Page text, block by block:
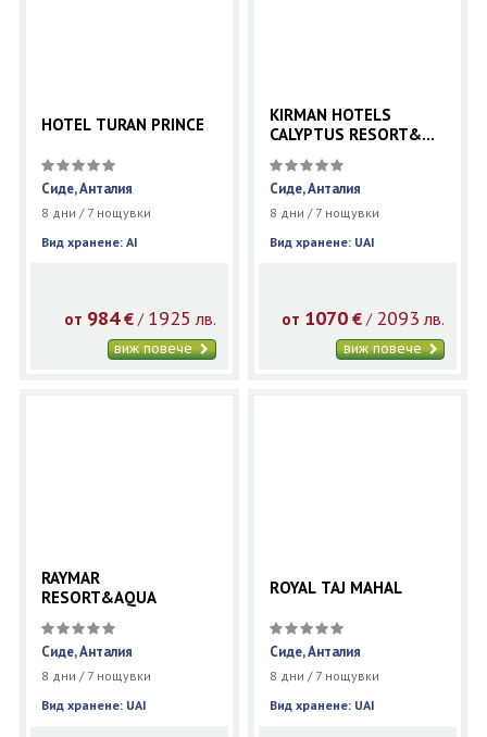
HOTEL TURAN PRINCE
Сиде, Анталия
8 дни / 7 нощувки
Вид хранене: AI
от 984 €/ 1925 лв.
виж повече
KIRMAN HOTELS
CALYPTUS RESORT&
SPA
Сиде, Анталия
8 дни / 7 нощувки
Вид хранене: UAI
от 1070 € / 2093 лв.
виж повече
RAYMAR
RESORT&AQUA
Сиде, Анталия
8 дни / 7 нощувки
Вид хранене: UAI
ROYAL TAJ MAHAL
Сиде, Анталия
8 дни / 7 нощувки
Вид хранене: UAI